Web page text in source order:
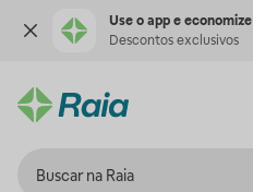
Use o app e economize
Descontos exclusivos